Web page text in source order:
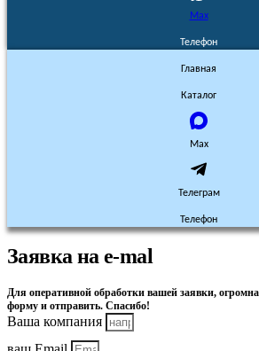
Max
Телефон
Главная
Каталог
Max
Телеграм
Телефон
Заявка на e-mal
Для оперативной обработки вашей заявки,
форму и отправить. Спасибо!
Ваша компания